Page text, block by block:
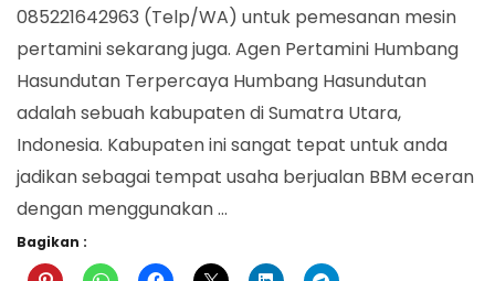
085221642963 (Telp/WA) untuk pemesanan mesin
pertamini sekarang juga. Agen Pertamini Humbang
Hasundutan Terpercaya Humbang Hasundutan
adalah sebuah kabupaten di Sumatra Utara,
Indonesia. Kabupaten ini sangat tepat untuk anda
jadikan sebagai tempat usaha berjualan BBM eceran
dengan menggunakan …
Bagikan :